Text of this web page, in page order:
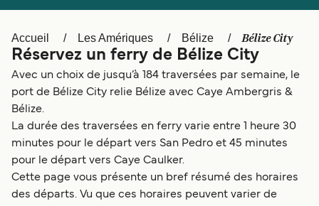
Polska
Deutschland Schweiz (DE)
Norge Україна
Accueil Les Amériques Bélize Bélize City
Réservez un ferry de Bélize City
Avec un choix de jusqu’à 184 traversées par semaine, le
port de Bélize City relie Bélize avec Caye Ambergris &
Bélize.
La durée des traversées en ferry varie entre 1 heure 30
minutes pour le départ vers San Pedro et 45 minutes
pour le départ vers Caye Caulker.
Cette page vous présente un bref résumé des horaires
des départs. Vu que ces horaires peuvent varier de